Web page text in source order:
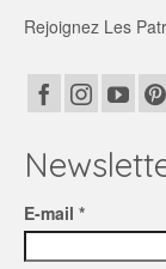
Rejoignez Les
E-mail *